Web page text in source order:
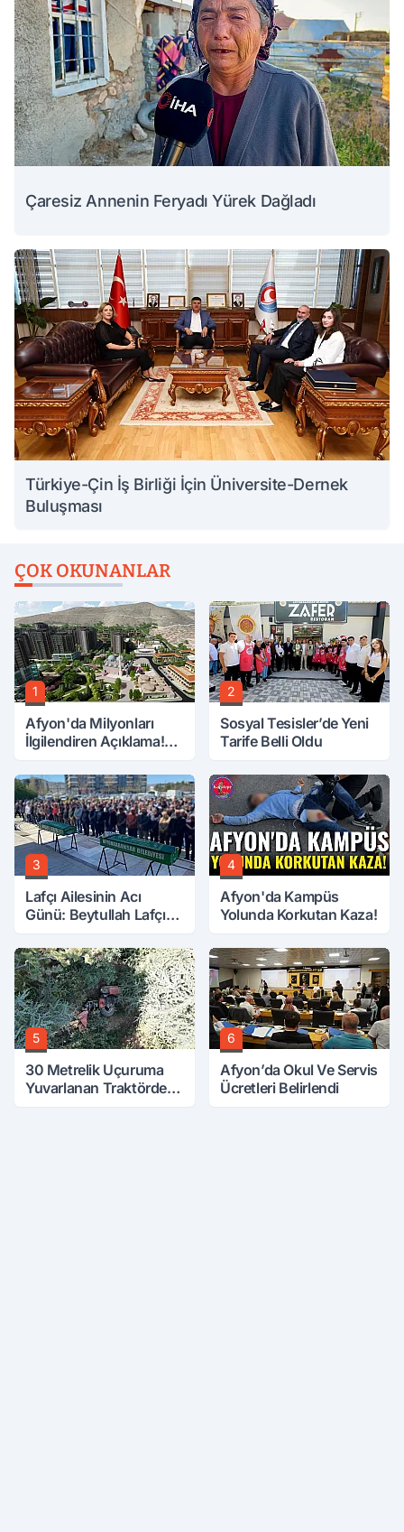
Çaresiz Annenin Feryadı Yürek Dağladı
Türkiye-Çin İş Birliği İçin Üniversite-Dernek
Buluşması
ÇOK OKUNANLAR
1
Afyon'da Milyonları
İlgilendiren Açıklama!
2
Sosyal Tesisler’de Yeni
Tarife Belli Oldu
3
Lafçı Ailesinin Acı
Günü: Beytullah Lafçı
4
Afyon'da Kampüs
Yolunda Korkutan Kaza!
5
30 Metrelik Uçuruma
Yuvarlanan Traktörden
6
Afyon’da Okul Ve Servis
Ücretleri Belirlendi